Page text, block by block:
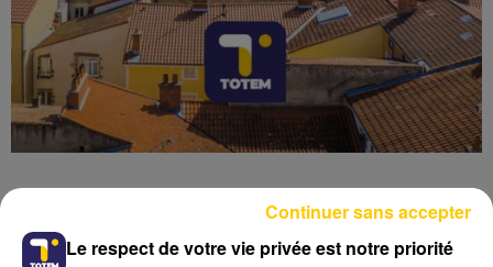
Le respect de votre vie privée est notre priorité
Continuer sans accepter